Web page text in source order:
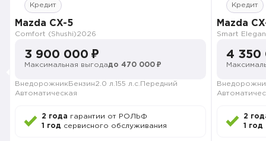
Кредит
Mazda CX-5
Comfort (Shushi)2026
3 900 000 ₽
Максимальная выгодадо 470 000 ₽
Внедорожник Бензин2.0 л. 155 л.с. Передний
Автоматическая
2 года гарантии от РОЛЬФ
1 год сервисного обслуживания
Кредит
Mazda
4 350
2
1 год